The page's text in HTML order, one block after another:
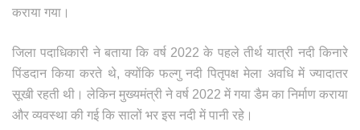
कराया गया।
जिला पदाधिकारी ने बताया कि वर्ष 2022 के पहले तीर्थ यात्री नदी किनारे
पिंडदान किया करते थे, क्योंकि फल्गु नदी पितृपक्ष मेला अवधि में ज्यादातर
सूखी रहती थी‌। लेकिन मुख्यमंत्री ने वर्ष 2022 में गया डैम का निर्माण कराया
और व्यवस्था की गई कि सालों भर इस नदी में पानी रहे।